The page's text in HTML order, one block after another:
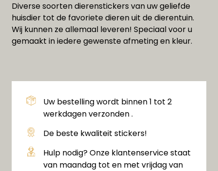
Diverse soorten dierenstickers van uw geliefde
huisdier tot de favoriete dieren uit de dierentuin.
Wij kunnen ze allemaal leveren! Speciaal voor u
gemaakt in iedere gewenste afmeting en kleur.
Uw bestelling wordt binnen 1 tot 2
werkdagen verzonden .
De beste kwaliteit stickers!
Hulp nodig? Onze klantenservice staat
van maandag tot en met vrijdag van